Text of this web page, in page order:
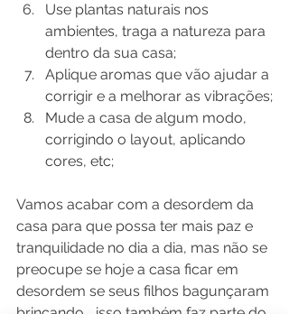
Use plantas naturais nos
ambientes, traga a natureza para
dentro da sua casa;
Aplique aromas que vão ajudar a
corrigir e a melhorar as vibrações;
Mude a casa de algum modo,
corrigindo o layout, aplicando
cores, etc;
Vamos acabar com a desordem da
casa para que possa ter mais paz e
tranquilidade no dia a dia, mas não se
preocupe se hoje a casa ficar em
desordem se seus filhos bagunçaram